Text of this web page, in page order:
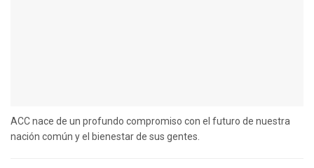
ACC nace de un profundo compromiso con el futuro de nuestra
nación común y el bienestar de sus gentes.